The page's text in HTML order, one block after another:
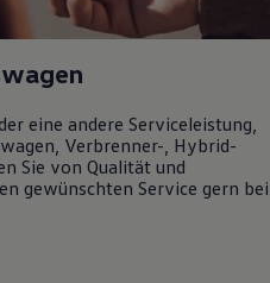
Elektronik
finden
verbinden
Karten und Radio
eine andere Serviceleistung,
, Verbrenner-, Hybrid-
Sie von Qualität und
gewünschten Service gern bei